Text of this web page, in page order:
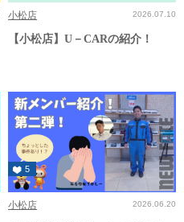
小松店 2026.07.10
【小松店】U－CARの紹介！
5
小松店 2026.06.20